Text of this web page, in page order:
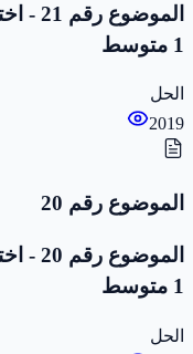
1 متوسط
الحل
2019
الموضوع رقم 20
1 متوسط
الحل